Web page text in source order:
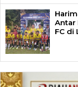
Antar
FC di